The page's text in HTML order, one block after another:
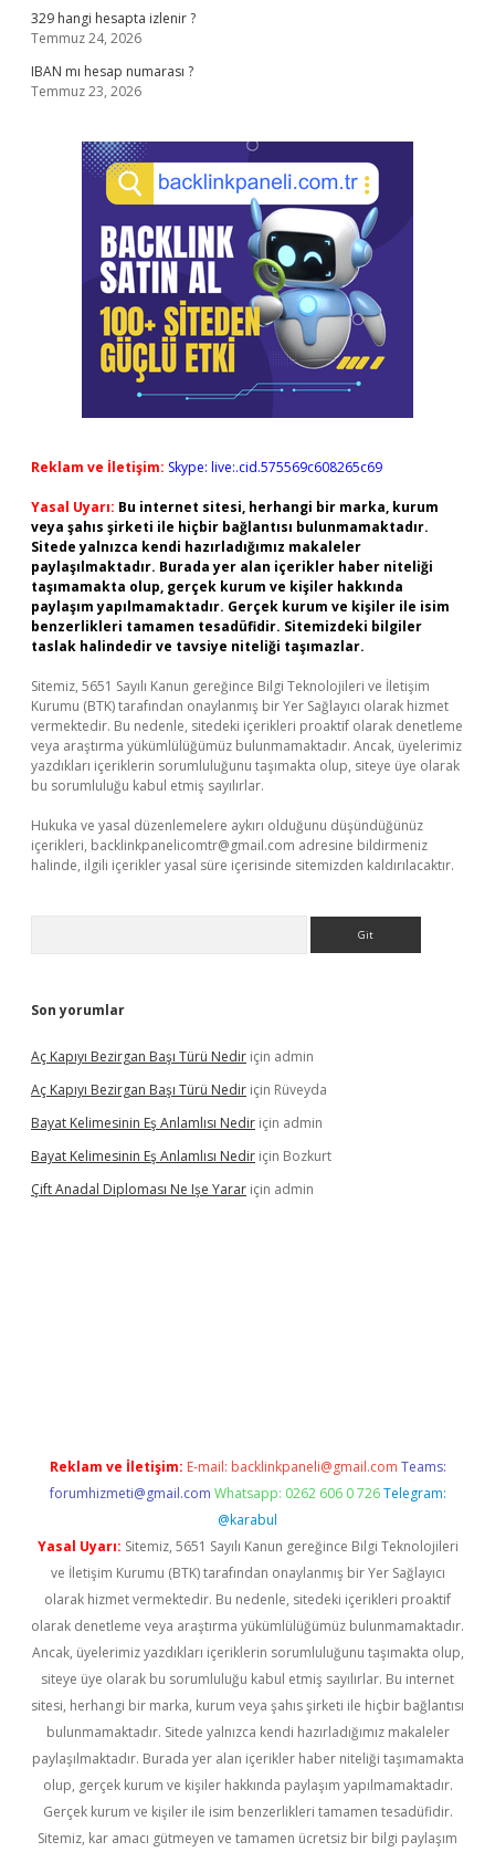
329 hangi hesapta izlenir ?
Temmuz 24, 2026
IBAN mı hesap numarası ?
Temmuz 23, 2026
Reklam ve İletişim: Skype: live:.cid.575569c608265c69
Yasal Uyarı: Bu internet sitesi, herhangi bir marka, kurum
veya şahıs şirketi ile hiçbir bağlantısı bulunmamaktadır.
Sitede yalnızca kendi hazırladığımız makaleler
paylaşılmaktadır. Burada yer alan içerikler haber niteliği
taşımamakta olup, gerçek kurum ve kişiler hakkında
paylaşım yapılmamaktadır. Gerçek kurum ve kişiler ile isim
benzerlikleri tamamen tesadüfidir. Sitemizdeki bilgiler
taslak halindedir ve tavsiye niteliği taşımazlar.
Sitemiz, 5651 Sayılı Kanun gereğince Bilgi Teknolojileri ve İletişim
Kurumu (BTK) tarafından onaylanmış bir Yer Sağlayıcı olarak hizmet
vermektedir. Bu nedenle, sitedeki içerikleri proaktif olarak denetleme
veya araştırma yükümlülüğümüz bulunmamaktadır. Ancak, üyelerimiz
yazdıkları içeriklerin sorumluluğunu taşımakta olup, siteye üye olarak
bu sorumluluğu kabul etmiş sayılırlar.
Hukuka ve yasal düzenlemelere aykırı olduğunu düşündüğünüz
içerikleri, backlinkpanelicomtr@gmail.com adresine bildirmeniz
halinde, ilgili içerikler yasal süre içerisinde sitemizden kaldırılacaktır.
Son yorumlar
Aç Kapıyı Bezirgan Başı Türü Nedir için admin
Aç Kapıyı Bezirgan Başı Türü Nedir için Rüveyda
Bayat Kelimesinin Eş Anlamlısı Nedir için admin
Bayat Kelimesinin Eş Anlamlısı Nedir için Bozkurt
Çift Anadal Diploması Ne Işe Yarar için admin
Reklam ve İletişim: E-mail: backlinkpaneli@gmail.com Teams:
forumhizmeti@gmail.com Whatsapp: 0262 606 0 726 Telegram:
@karabul
Yasal Uyarı: Sitemiz, 5651 Sayılı Kanun gereğince Bilgi Teknolojileri
ve İletişim Kurumu (BTK) tarafından onaylanmış bir Yer Sağlayıcı
olarak hizmet vermektedir. Bu nedenle, sitedeki içerikleri proaktif
olarak denetleme veya araştırma yükümlülüğümüz bulunmamaktadır.
Ancak, üyelerimiz yazdıkları içeriklerin sorumluluğunu taşımakta olup,
siteye üye olarak bu sorumluluğu kabul etmiş sayılırlar. Bu internet
sitesi, herhangi bir marka, kurum veya şahıs şirketi ile hiçbir bağlantısı
bulunmamaktadır. Sitede yalnızca kendi hazırladığımız makaleler
paylaşılmaktadır. Burada yer alan içerikler haber niteliği taşımamakta
olup, gerçek kurum ve kişiler hakkında paylaşım yapılmamaktadır.
Gerçek kurum ve kişiler ile isim benzerlikleri tamamen tesadüfidir.
Sitemiz, kar amacı gütmeyen ve tamamen ücretsiz bir bilgi paylaşım